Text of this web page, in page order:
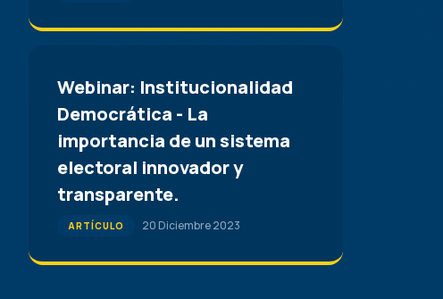
Webinar: Institucionalidad
Democrática - La
importancia de un sistema
electoral innovador y
transparente.
ARTÍCULO 20 Diciembre 2023